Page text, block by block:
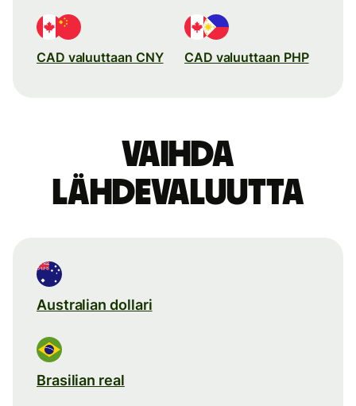
CAD valuuttaan CNY CAD valuuttaan PHP
Vaihda
lähdevaluutta
Australian dollari
Brasilian real